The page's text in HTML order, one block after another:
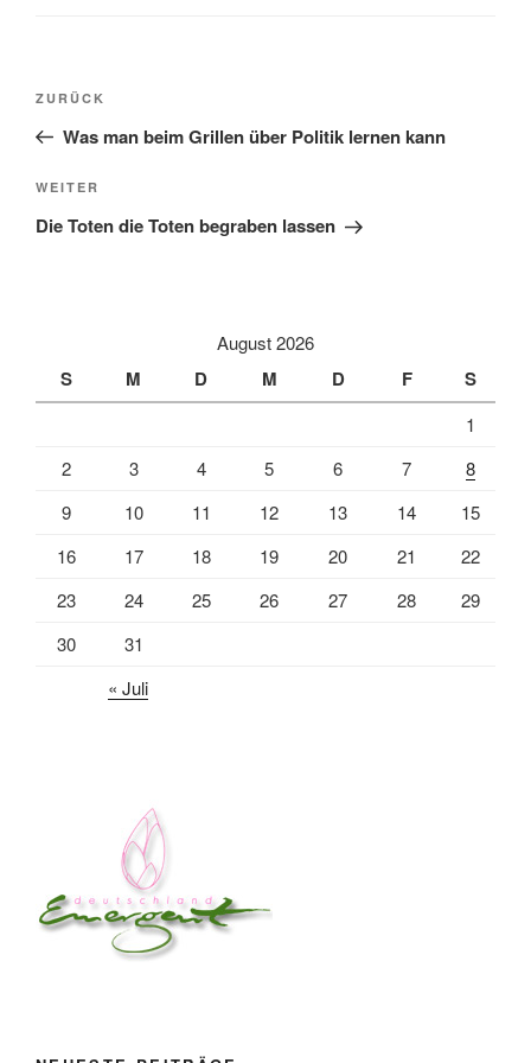
Beitragsnavigation
Vorheriger
Beitrag
ZURÜCK
Was man beim Grillen über Politik lernen kann
Nächster
Beitrag
WEITER
Die Toten die Toten begraben lassen
August 2026
S M D M D F S
1
2
3 4 5 6 7
8
9
10 11 12 13 14
15
16
17 18 19 20 21
22
23
24 25 26 27 28
29
30
31
« Juli